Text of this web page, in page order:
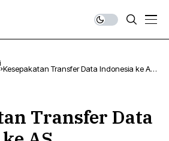
Kesepakatan Transfer Data Indonesia ke AS,
Transfer Data